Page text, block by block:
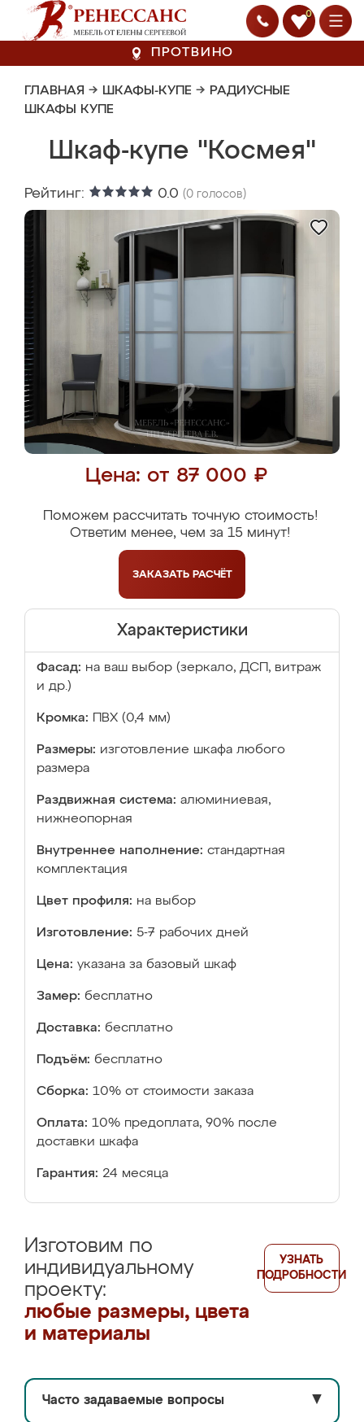
0
ПРОТВИНО
ГЛАВНАЯ → ШКАФЫ-КУПЕ → РАДИУСНЫЕ
ШКАФЫ КУПЕ
Шкаф-купе "Космея"
Рейтинг: 0.0 (0 голосов)
Цена: от 87 000 ₽
Поможем рассчитать точную стоимость!
Ответим менее, чем за 15 минут!
ЗАКАЗАТЬ РАСЧЁТ
Характеристики
Фасад: на ваш выбор (зеркало, ДСП, витраж
и др.)
Кромка: ПВХ (0,4 мм)
Размеры: изготовление шкафа любого
размера
Раздвижная система: алюминиевая,
нижнеопорная
Внутреннее наполнение: стандартная
комплектация
Цвет профиля: на выбор
Изготовление: 5-7 рабочих дней
Цена: указана за базовый шкаф
Замер: бесплатно
Доставка: бесплатно
Подъём: бесплатно
Сборка: 10% от стоимости заказа
Оплата: 10% предоплата, 90% после
доставки шкафа
Гарантия: 24 месяца
Изготовим по
индивидуальному
проекту:
любые размеры, цвета
и материалы
УЗНАТЬ
ПОДРОБНОСТИ
Часто задаваемые вопросы ▼